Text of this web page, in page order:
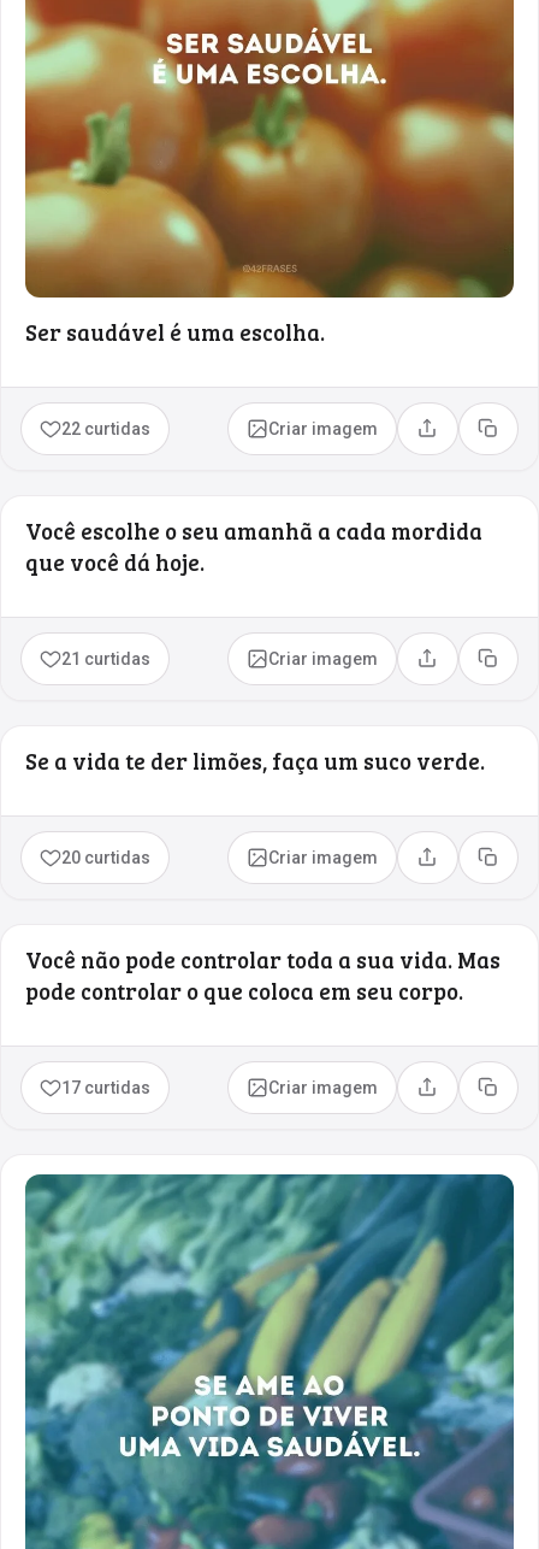
Ser saudável é uma escolha.
22 curtidas Criar imagem Compartilhar
Copiar
Você escolhe o seu amanhã a cada mordida
que você dá hoje.
21 curtidas Criar imagem Compartilhar
Copiar
Se a vida te der limões, faça um suco verde.
20 curtidas Criar imagem Compartilhar
Copiar
Você não pode controlar toda a sua vida. Mas
pode controlar o que coloca em seu corpo.
17 curtidas Criar imagem Compartilhar
Copiar